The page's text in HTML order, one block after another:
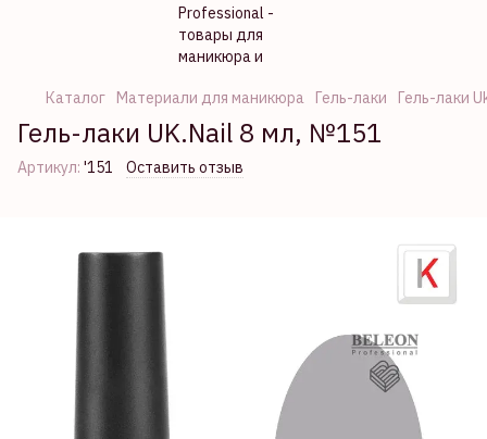
Каталог Материали для маникюра Гель-лаки Гель-лаки
Гель-лаки UK.Nail 8 мл, №151
Артикул: '151 Оставить отзыв